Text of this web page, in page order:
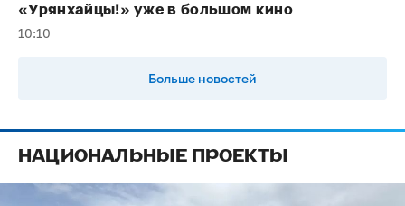
«Урянхайцы!» уже в большом кино
10:10
Больше новостей
НАЦИОНАЛЬНЫЕ ПРОЕКТЫ